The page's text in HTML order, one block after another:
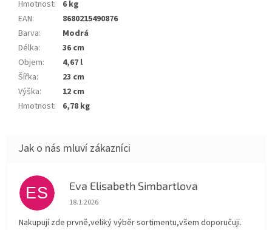
Hmotnost:
6 kg
EAN:
8680215490876
Barva:
Modrá
Délka:
36 cm
Objem:
4,67 l
Šířka:
23 cm
Výška:
12 cm
Hmotnost: 6,78 kg
ES Eva Elisabeth Simbartlova
Hodnocení obchodu je 5 z 5 hvězdiček.
18.1.2026
Nakupují zde prvně,veliký výběr sortimentu,všem doporučuji.